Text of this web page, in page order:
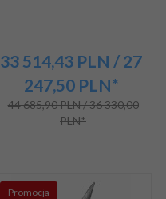
33 514,43 PLN / 27
247,50 PLN*
44 685,90 PLN / 36 330,00
PLN*
Promocja